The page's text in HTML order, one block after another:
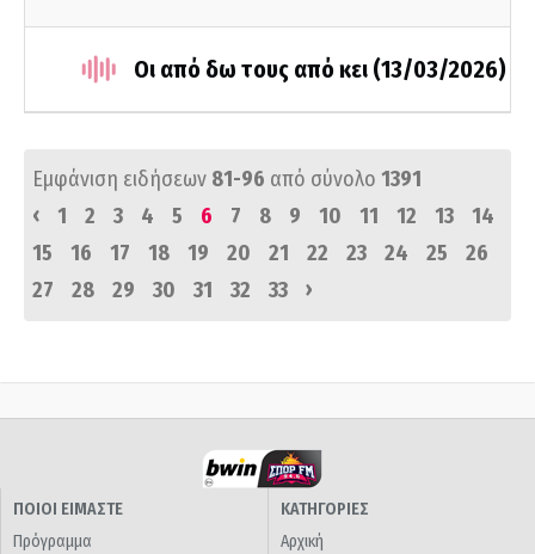
Οι από δω τους από κει (13/03/2026)
Εμφάνιση ειδήσεων 81-96 από σύνολο 1391
‹
1 2 3 4 5 6 7 8 9 10 11 12 13
14
15
16 17 18 19 20 21 22 23 24 25
26
27
28 29 30 31 32 33 ›
ΠΟΙΟΙ ΕΙΜΑΣΤΕ
Πρόγραμμα
ΚΑΤΗΓΟΡΙΕΣ
Αρχική